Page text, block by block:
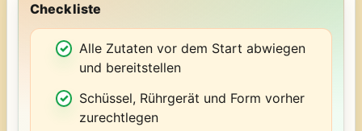
Checkliste
Alle Zutaten vor dem Start abwiegen
und bereitstellen
Schüssel, Rührgerät und Form vorher
zurechtlegen